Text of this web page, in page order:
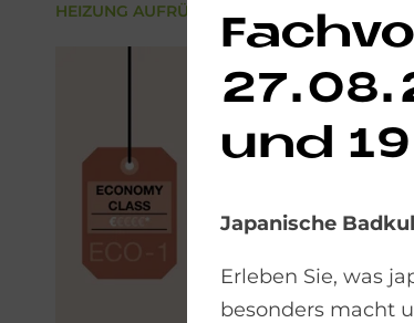
HEIZUNG AUFRÜSTEN
und
Japanische
Erleben Sie, was
besonders macht